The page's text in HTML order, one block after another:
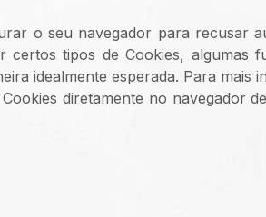
o seu navegador para recusar
tipos de Cookies, algumas
idealmente esperada. Para mais
diretamente no navegador